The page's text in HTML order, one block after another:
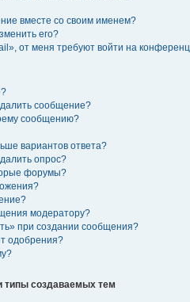
вместе со своим именем?
его?
от меня требуют войти на
сообщение?
сообщению?
вариантов ответа?
опрос?
форумы?
модератору?
при создании сообщения?
одобрения?
типы создаваемых тем